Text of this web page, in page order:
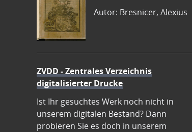
Autor: Bresnicer, Alexius
ZVDD - Zentrales Verzeichnis
digitalisierter Drucke
Ist Ihr gesuchtes Werk noch nicht in
unserem digitalen Bestand? Dann
probieren Sie es doch in unserem